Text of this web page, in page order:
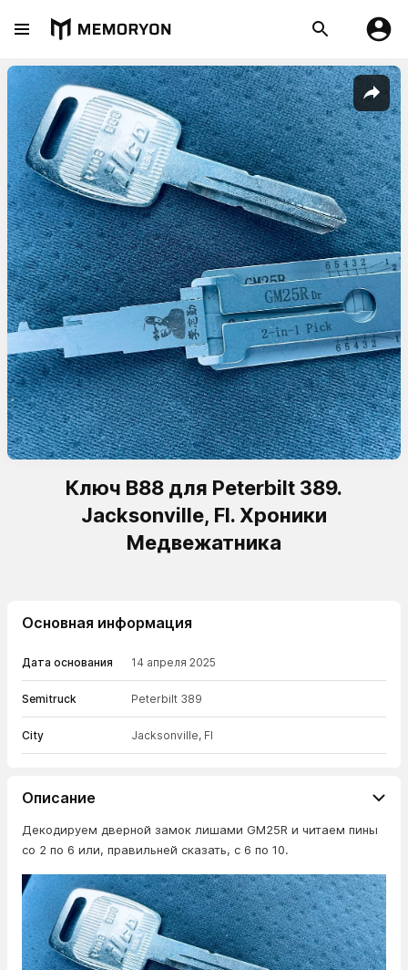
Ключ B88 для Peterbilt 389.
Jacksonville, Fl. Хроники
Медвежатника
Основная информация
Дата основания 14 апреля 2025
Semitruck Peterbilt 389
City Jacksonville, Fl
Описание
Декодируем дверной замок лишами GM25R и читаем пины
со 2 по 6 или, правильней сказать, с 6 по 10.